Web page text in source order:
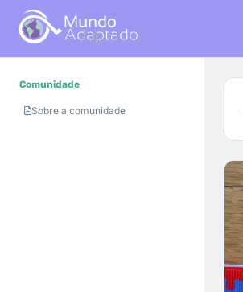
Comunidade
Sobre a comunidade